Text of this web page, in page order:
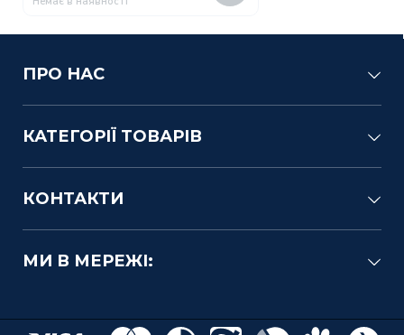
ПРО НАС
КАТЕГОРІЇ ТОВАРІВ
КОНТАКТИ
МИ В МЕРЕЖІ: